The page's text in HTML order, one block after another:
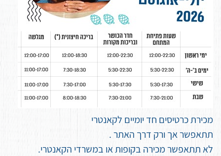
מכירת כרטיסים חד יומיים לקאנטרי
תתאפשר אך ורק דרך האתר .
לא תתאפשר מכירה בקופות או במשרדי הקאנטרי.